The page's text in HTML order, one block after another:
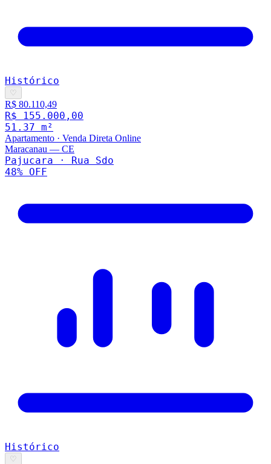
Histórico
♡
R$ 80.110,49
R$ 155.000,00
51.37 m²
Apartamento · Venda Direta Online
Maracanau — CE
Pajucara · Rua Sdo
48% OFF
Histórico
♡